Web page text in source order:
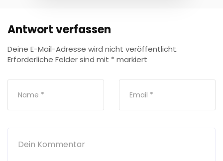
Antwort verfassen
Deine E-Mail-Adresse wird nicht veröffentlicht.
Erforderliche Felder sind mit * markiert